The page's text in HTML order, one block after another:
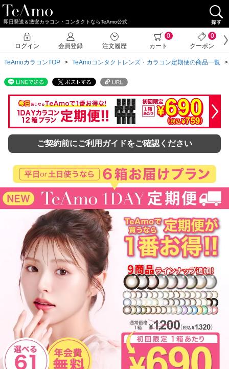
即日発送＆激安カラコン・コンタクトならTeAmo公式
TeAmoカラコンTOP TeAmoコンタクトレンズ・カラコン定期便の商品一覧
ご契約前にご利用ガイドをご確認ください
ログイン 会員登録 注文履歴
0
カート
0
クーポン
クーポン詳細